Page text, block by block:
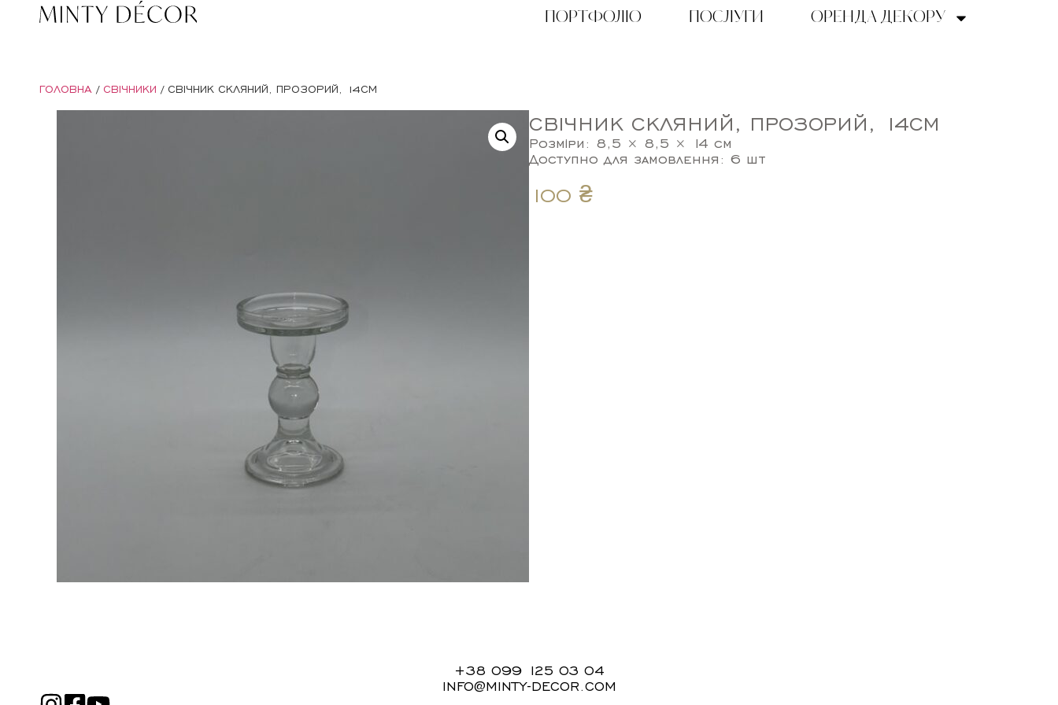
ПОРТФОЛІО ПОСЛУГИ ОРЕНДА ДЕКОРУ
ГОЛОВНА / СВІЧНИКИ / СВІЧНИК СКЛЯНИЙ, ПРОЗОРИЙ, 14СМ
СВІЧНИК СКЛЯНИЙ, ПРОЗОРИЙ, 14СМ
Розміри: 8,5 × 8,5 × 14 см
Доступно для замовлення: 6 шт
100 ₴
+38 099 125 03 04
INFO@MINTY-DECOR.COM